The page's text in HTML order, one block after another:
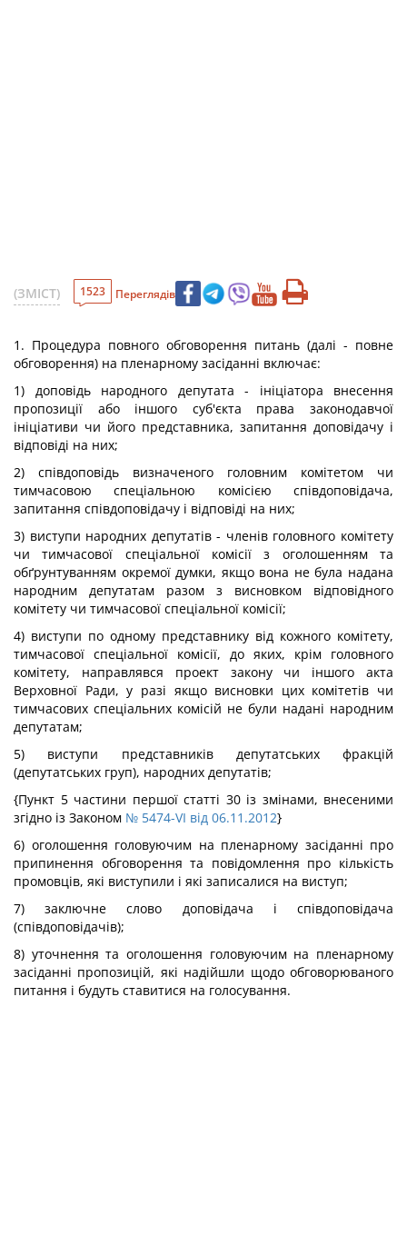
(ЗМІСТ) 1523 Переглядів
1. Процедура повного обговорення питань (далі - повне
обговорення) на пленарному засіданні включає:
1) доповідь народного депутата - ініціатора внесення
пропозиції або іншого суб'єкта права законодавчої
ініціативи чи його представника, запитання доповідачу і
відповіді на них;
2) співдоповідь визначеного головним комітетом чи
тимчасовою спеціальною комісією співдоповідача,
запитання співдоповідачу і відповіді на них;
3) виступи народних депутатів - членів головного комітету
чи тимчасової спеціальної комісії з оголошенням та
обґрунтуванням окремої думки, якщо вона не була надана
народним депутатам разом з висновком відповідного
комітету чи тимчасової спеціальної комісії;
4) виступи по одному представнику від кожного комітету,
тимчасової спеціальної комісії, до яких, крім головного
комітету, направлявся проект закону чи іншого акта
Верховної Ради, у разі якщо висновки цих комітетів чи
тимчасових спеціальних комісій не були надані народним
депутатам;
5) виступи представників депутатських фракцій
(депутатських груп), народних депутатів;
{Пункт 5 частини першої статті 30 із змінами, внесеними
згідно із Законом № 5474-VI від 06.11.2012}
6) оголошення головуючим на пленарному засіданні про
припинення обговорення та повідомлення про кількість
промовців, які виступили і які записалися на виступ;
7) заключне слово доповідача і співдоповідача
(співдоповідачів);
8) уточнення та оголошення головуючим на пленарному
засіданні пропозицій, які надійшли щодо обговорюваного
питання і будуть ставитися на голосування.